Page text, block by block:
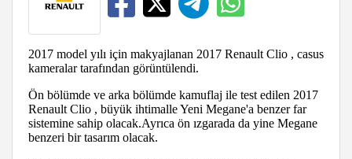
2017 model yılı için makyajlanan 2017 Renault Clio , casus
kameralar tarafından görüntülendi.
Ön bölümde ve arka bölümde kamuflaj ile test edilen 2017
Renault Clio , büyük ihtimalle Yeni Megane'a benzer far
sistemine sahip olacak.Ayrıca ön ızgarada da yine Megane
benzeri bir tasarım olacak.